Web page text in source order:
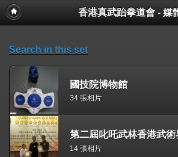
香港真武跆拳道會 - 媒
Search in this set
國技院博物館
34 張相片
14 張相片